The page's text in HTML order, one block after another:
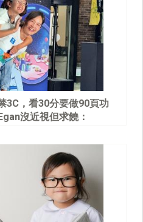
3C，看30分要做90頁功
沒近視但求饒：